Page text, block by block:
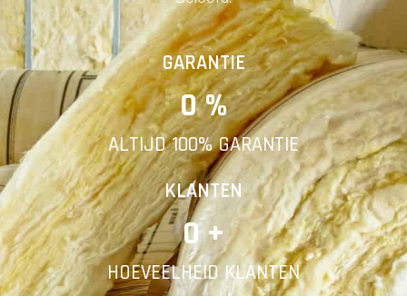
Vorige Volgende
Achternaam
E-mail
Telefoonnummer
Vorige
GARANTIE
0 %
ALTIJD 100% GARANTIE
KLANTEN
0 +
HOEVEELHEID KLANTEN